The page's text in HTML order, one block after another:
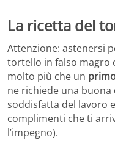
La ricetta del
Attenzione: astenersi
tortello in falso magro
molto più che un
ne richiede una buona
soddisfatta del lavoro
complimenti che ti
l’impegno).